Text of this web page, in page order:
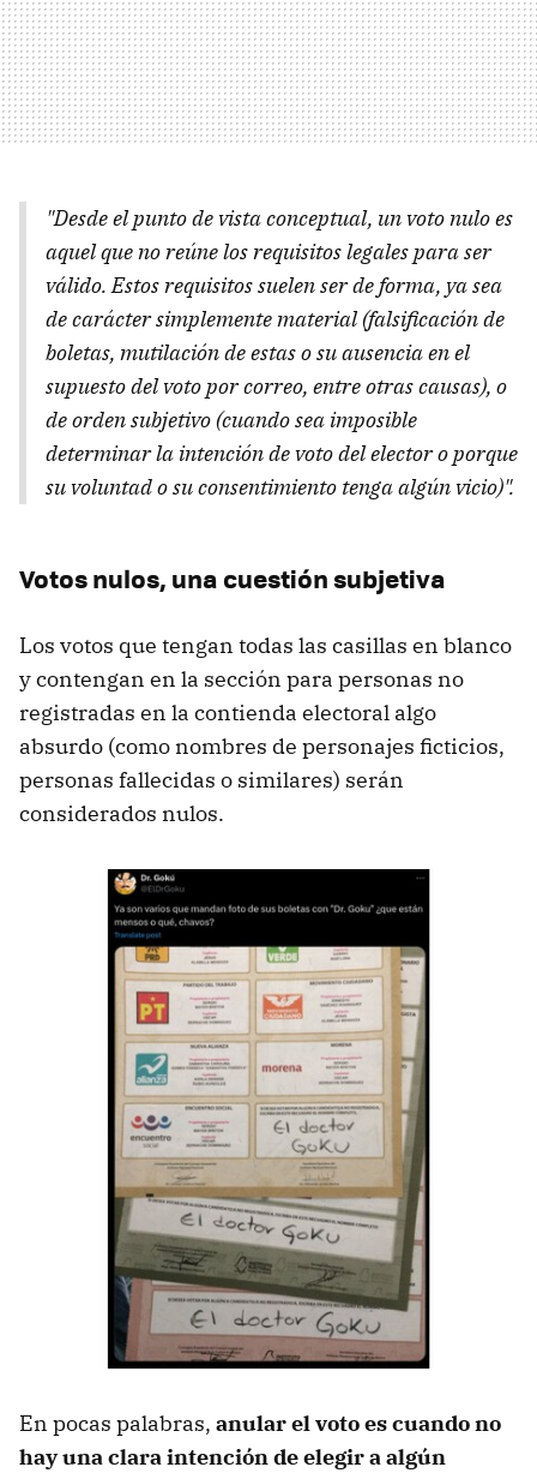
"Desde el punto de vista conceptual, un voto nulo es
aquel que no reúne los requisitos legales para ser
válido. Estos requisitos suelen ser de forma, ya sea
de carácter simplemente material (falsificación de
boletas, mutilación de estas o su ausencia en el
supuesto del voto por correo, entre otras causas), o
de orden subjetivo (cuando sea imposible
determinar la intención de voto del elector o porque
su voluntad o su consentimiento tenga algún vicio)".
Votos nulos, una cuestión subjetiva
Los votos que tengan todas las casillas en blanco
y contengan en la sección para personas no
registradas en la contienda electoral algo
absurdo (como nombres de personajes ficticios,
personas fallecidas o similares) serán
considerados nulos.
En pocas palabras, anular el voto es cuando no
hay una clara intención de elegir a algún